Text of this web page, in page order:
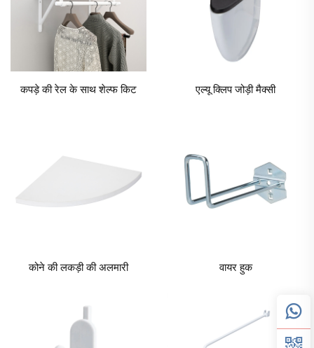
कपड़े की रेल के साथ शेल्फ किट एल्यू क्लिप जोड़ी मैक्सी
कोने की लकड़ी की अलमारी वायर हुक